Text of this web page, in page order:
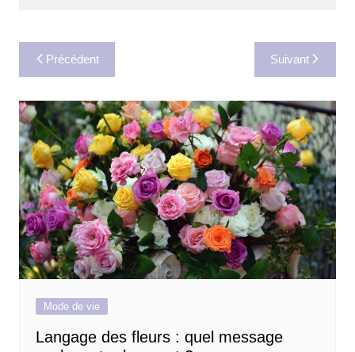
Navigation
de
l’article
Précédent Suivant
Mode de vie
Langage des fleurs : quel message